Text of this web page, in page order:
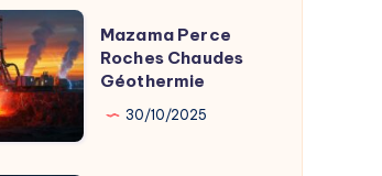
Mazama Perce
Roches Chaudes
Géothermie
30/10/2025